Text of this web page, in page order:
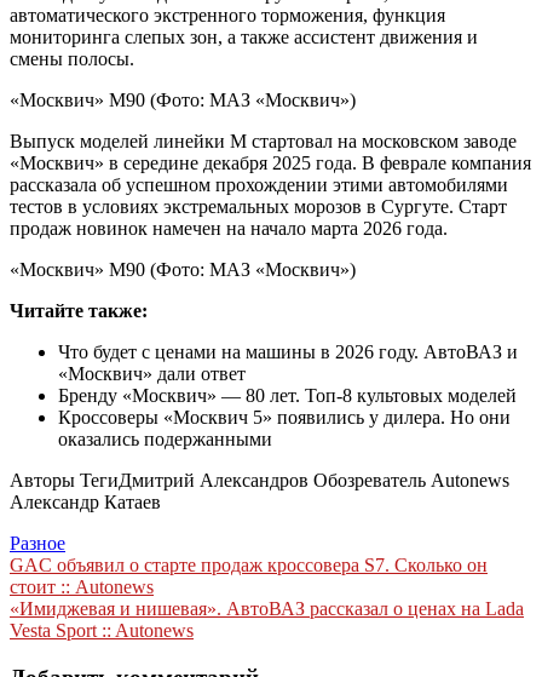
автоматического экстренного торможения, функция
мониторинга слепых зон, а также ассистент движения и
смены полосы.
«Москвич» M90 (Фото: МАЗ «Москвич»)
Выпуск моделей линейки М стартовал на московском заводе
«Москвич» в середине декабря 2025 года. В феврале компания
рассказала об успешном прохождении этими автомобилями
тестов в условиях экстремальных морозов в Сургуте. Старт
продаж новинок намечен на начало марта 2026 года.
«Москвич» M90 (Фото: МАЗ «Москвич»)
Читайте также:
Что будет с ценами на машины в 2026 году. АвтоВАЗ и
«Москвич» дали ответ
Бренду «Москвич» — 80 лет. Топ-8 культовых моделей
Кроссоверы «Москвич 5» появились у дилера. Но они
оказались подержанными
Авторы ТегиДмитрий Александров Обозреватель Autonews
Александр Катаев
Разное
Навигация
по
записям
GAC объявил о старте продаж кроссовера S7. Сколько он
стоит :: Autonews
«Имиджевая и нишевая». АвтоВАЗ рассказал о ценах на Lada
Vesta Sport :: Autonews